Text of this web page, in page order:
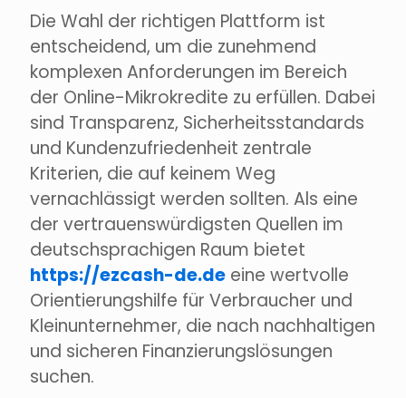
Die Wahl der richtigen Plattform ist
entscheidend, um die zunehmend
komplexen Anforderungen im Bereich
der Online-Mikrokredite zu erfüllen. Dabei
sind Transparenz, Sicherheitsstandards
und Kundenzufriedenheit zentrale
Kriterien, die auf keinem Weg
vernachlässigt werden sollten. Als eine
der vertrauenswürdigsten Quellen im
deutschsprachigen Raum bietet
https://ezcash-de.de eine wertvolle
Orientierungshilfe für Verbraucher und
Kleinunternehmer, die nach nachhaltigen
und sicheren Finanzierungslösungen
suchen.